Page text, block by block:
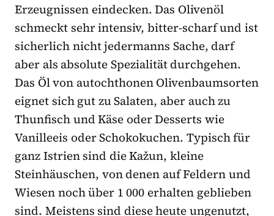
Erzeugnissen eindecken. Das Olivenöl
schmeckt sehr intensiv, bitter-scharf und ist
sicherlich nicht jedermanns Sache, darf
aber als absolute Spezialität durchgehen.
Das Öl von autochthonen Olivenbaumsorten
eignet sich gut zu Salaten, aber auch zu
Thunfisch und Käse oder Desserts wie
Vanilleeis oder Schokokuchen. Typisch für
ganz Istrien sind die Kažun, kleine
Steinhäuschen, von denen auf Feldern und
Wiesen noch über 1 000 erhalten geblieben
sind. Meistens sind diese heute ungenutzt,